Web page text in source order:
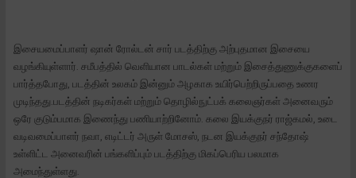
இசையமைப்பாளர் ஷான் ரோல்டன் சார் படத்திற்கு அற்புதமான இசையை
வழங்கியுள்ளார். சமீபத்தில் வெளியான பாடல்கள் மற்றும் இசைத்துணுக்குகளைப்
பார்த்தபோது, படத்தின் உலகம் இன்னும் அழகாக உயிர்பெற்றிருப்பதை உணர
முடிந்தது.படத்தின் நடிகர்கள் மற்றும் தொழில்நுட்பக் கலைஞர்கள் அனைவரும்
ஒரே குடும்பமாக இணைந்து பணியாற்றினோம். கலை இயக்குநர் ராஜ்கமல், உடை
வடிவமைப்பாளர் நவா, எடிட்டர் அருள் மோசஸ், நடன இயக்குநர் சந்தோஷ்
உள்ளிட்ட அனைவரின் பங்களிப்பும் படத்திற்கு மிகப்பெரிய பலமாக
அமைந்துள்ளது.